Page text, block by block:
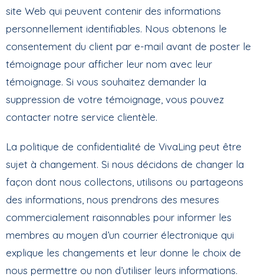
site Web qui peuvent contenir des informations
personnellement identifiables. Nous obtenons le
consentement du client par e-mail avant de poster le
témoignage pour afficher leur nom avec leur
témoignage. Si vous souhaitez demander la
suppression de votre témoignage, vous pouvez
contacter notre service clientèle.
La politique de confidentialité de VivaLing peut être
sujet à changement. Si nous décidons de changer la
façon dont nous collectons, utilisons ou partageons
des informations, nous prendrons des mesures
commercialement raisonnables pour informer les
membres au moyen d’un courrier électronique qui
explique les changements et leur donne le choix de
nous permettre ou non d’utiliser leurs informations.